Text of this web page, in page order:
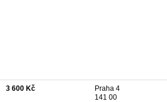
3 600 Kč
Praha 4
141 00